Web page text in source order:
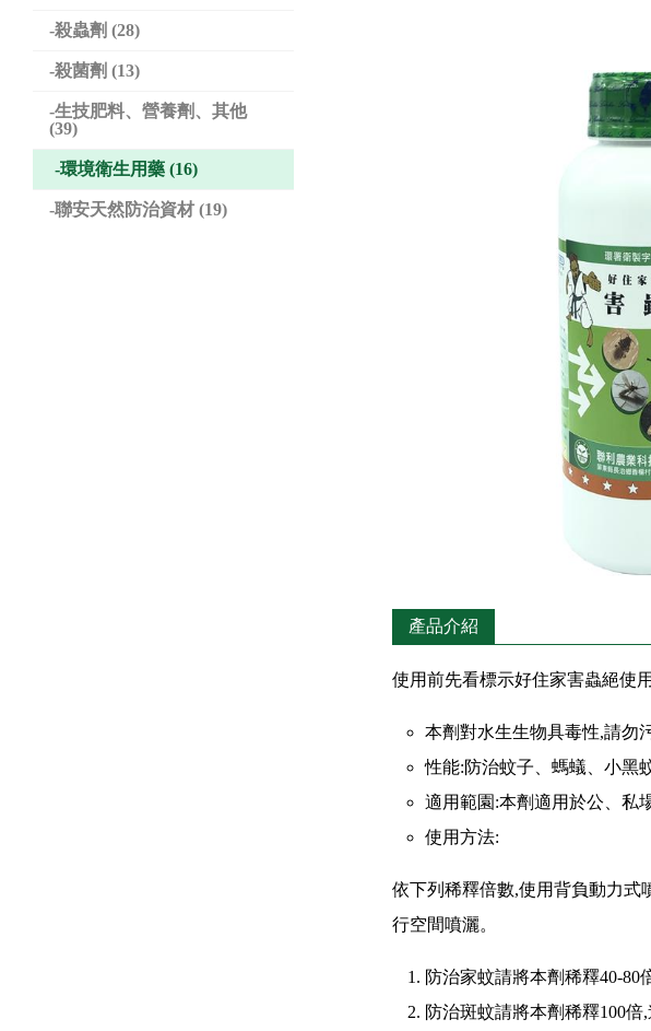
殺蟲劑 (28)
殺菌劑 (13)
生技肥料、營養劑、其他
(39)
環境衛生用藥 (16)
聯安天然防治資材 (19)
產品介紹
使用前先看標示好住家害蟲絕使
本劑對水生生物具毒性,請勿
性能:防治蚊子、螞蟻、小黑
適用範園:本劑適用於公、私
使用方法:
依下列稀釋倍數,使用背負動力式
行空間噴灑。
防治家蚊請將本劑稀釋40-80
防治斑蚊請將本劑稀釋100倍,